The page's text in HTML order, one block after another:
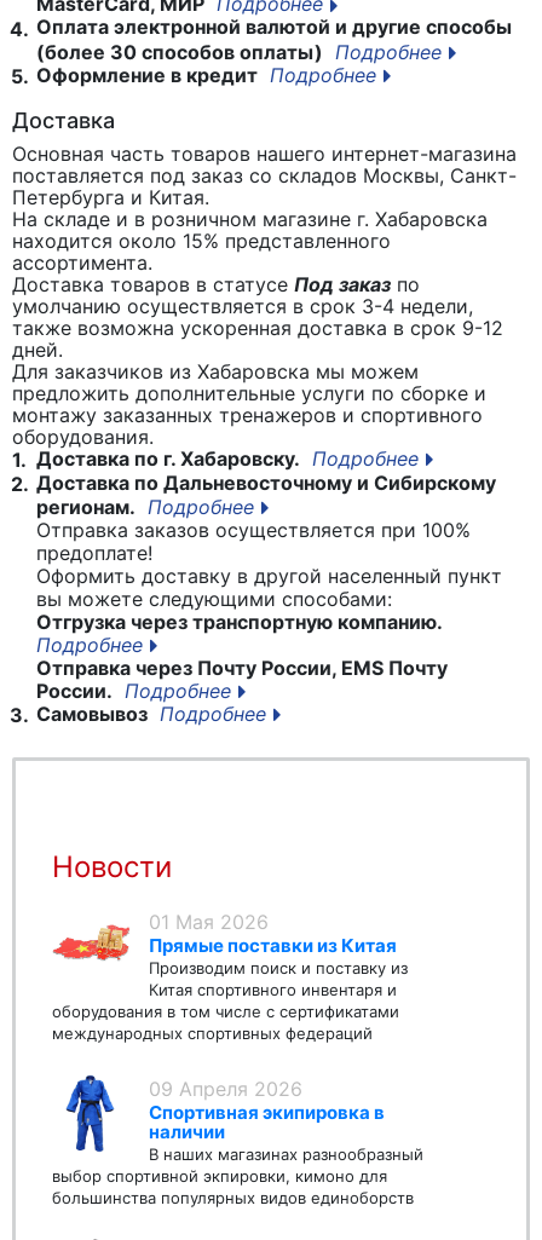
4. Оплата электронной валютой и другие способы
(более 30 способов оплаты)
Подробнее
5. Оформление в кредит Подробнее
Доставка
Основная часть товаров нашего интернет-магазина
поставляется под заказ со складов Москвы, Санкт-
Петербурга и Китая.
На складе и в розничном магазине г. Хабаровска
находится около 15% представленного
ассортимента.
Доставка товаров в статусе Под заказ по
умолчанию осуществляется в срок 3-4 недели,
также возможна ускоренная доставка в срок 9-12
дней.
Для заказчиков из Хабаровска мы можем
предложить дополнительные услуги по сборке и
монтажу заказанных тренажеров и спортивного
оборудования.
1. Доставка по г. Хабаровску. Подробнее
2. Доставка по Дальневосточному и Сибирскому
регионам. Подробнее
Отправка заказов осуществляется при 100%
предоплате!
Оформить доставку в другой населенный пункт
вы можете следующими способами:
Отгрузка через транспортную компанию.
Подробнее
Отправка через Почту России, EMS Почту
России. Подробнее
3. Самовывоз Подробнее
Новости
01 Мая 2026
Прямые поставки из Китая
Производим поиск и поставку из
Китая спортивного инвентаря и
оборудования в том числе с сертификатами
международных спортивных федераций
09 Апреля 2026
Спортивная экипировка в
наличии
В наших магазинах разнообразный
выбор спортивной экпировки, кимоно для
большинства популярных видов единоборств